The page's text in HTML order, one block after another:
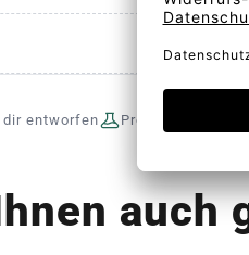
dir entworfen Produktion auf
auch